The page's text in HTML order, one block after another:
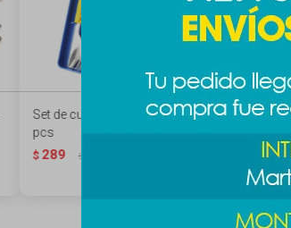
Set de cubiertos 3
pcs
$ 289 $
Cubiertos con